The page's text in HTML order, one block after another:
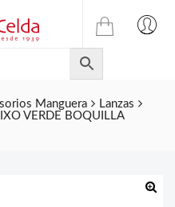
TIENDA
ONLINE
DE
JULIAN
CELDA
Manguera
Lanzas
VERDE BOQUILLA